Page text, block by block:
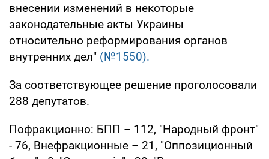
внесении изменений в некоторые
законодательные акты Украины
относительно реформирования органов
внутренних дел" (№1550).
За соответствующее решение проголосовали
288 депутатов.
Пофракционно: БПП – 112, "Народный фронт"
- 76, Внефракционные – 21, "Оппозиционный